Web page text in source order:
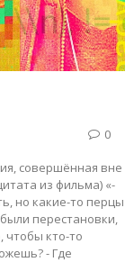
0
совершённая вне
из фильма) «-
но какие-то перцы
перестановки,
чтобы кто-то
- Где